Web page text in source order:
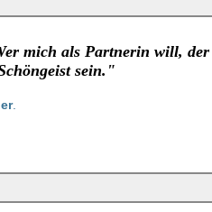
mich als Partnerin will, der
sein."
.